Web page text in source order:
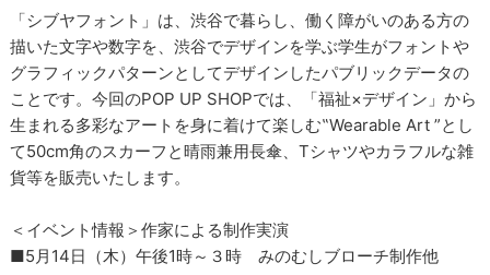
「シブヤフォント」は、渋谷で暮らし、働く障がいのある方の
描いた文字や数字を、渋谷でデザインを学ぶ学生がフォントや
グラフィックパターンとしてデザインしたパブリックデータの
ことです。今回のPOP UP SHOPでは、「福祉×デザイン」から
生まれる多彩なアートを身に着けて楽しむ‟Wearable Art ”とし
て50cm角のスカーフと晴雨兼用長傘、Tシャツやカラフルな雑
貨等を販売いたします。
＜イベント情報＞作家による制作実演
■5月14日（木）午後1時～３時 みのむしブローチ制作他